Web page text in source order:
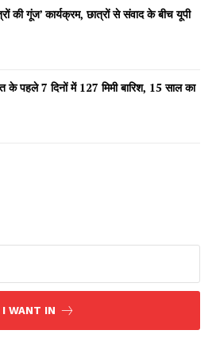
News on AIN
की गूंज’ कार्यक्रम, छात्रों से संवाद के बीच यूपी
के पहले 7 दिनों में 127 मिमी बारिश, 15 साल का
I WANT IN